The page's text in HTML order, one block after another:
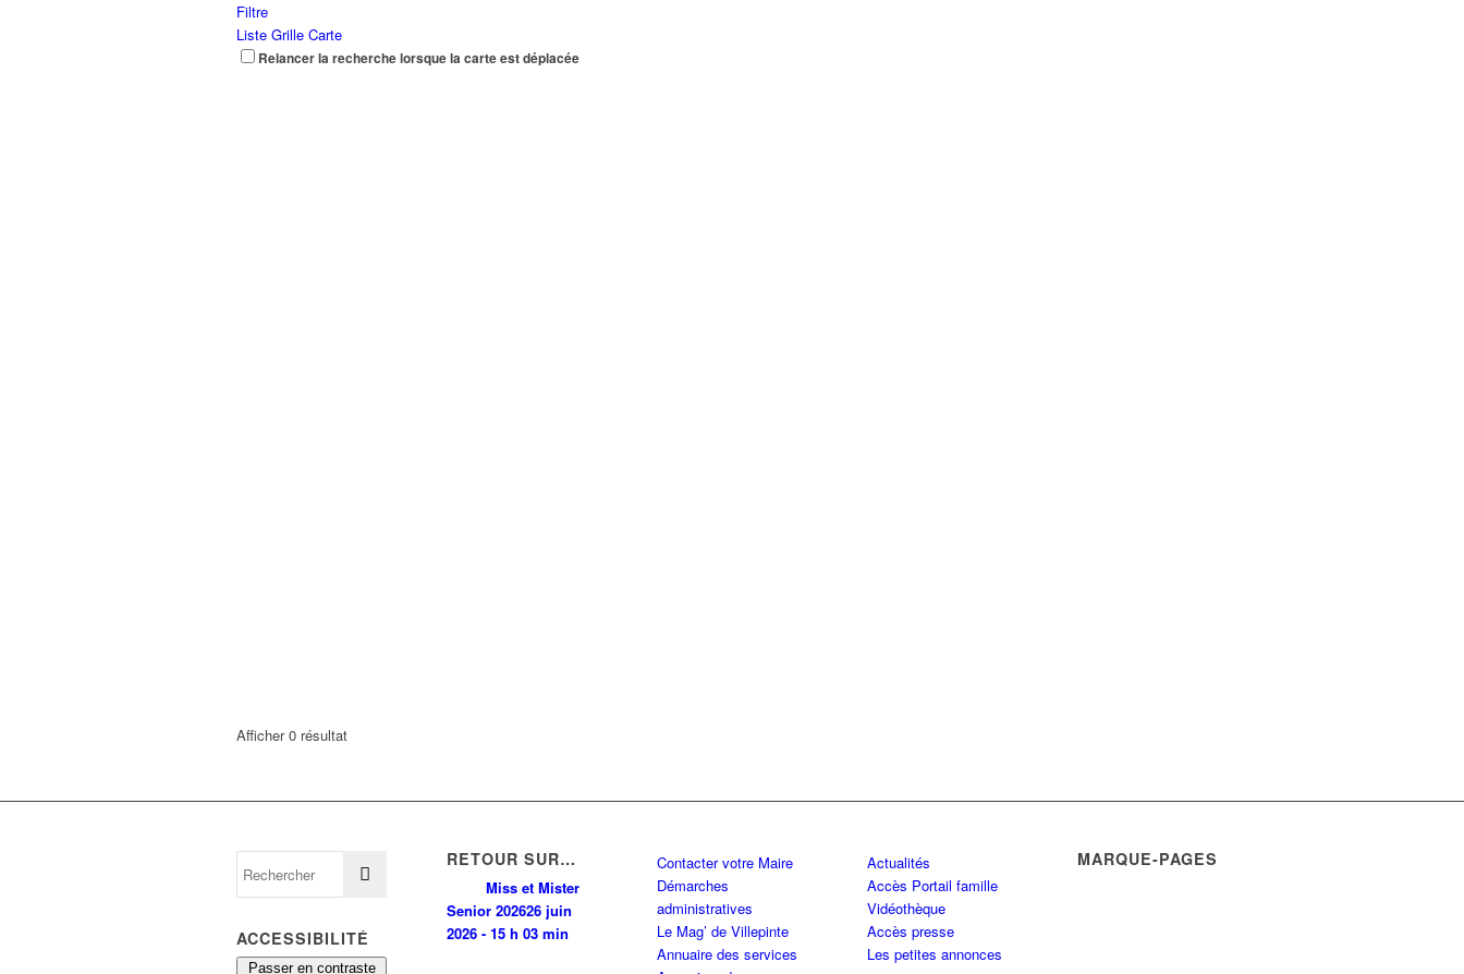
Filtre
Liste Grille Carte
Relancer la recherche lorsque la carte est déplacée
Afficher 0 résultat
ACCESSIBILITÉ
Passer en contraste
RETOUR SUR…
Miss et Mister
Senior 202626 juin
2026 - 15 h 03 min
Contacter votre Maire
Démarches
administratives
Le Mag’ de Villepinte
Annuaire des services
Actualités
Accès Portail famille
Vidéothèque
Accès presse
Les petites annonces
MARQUE-PAGES